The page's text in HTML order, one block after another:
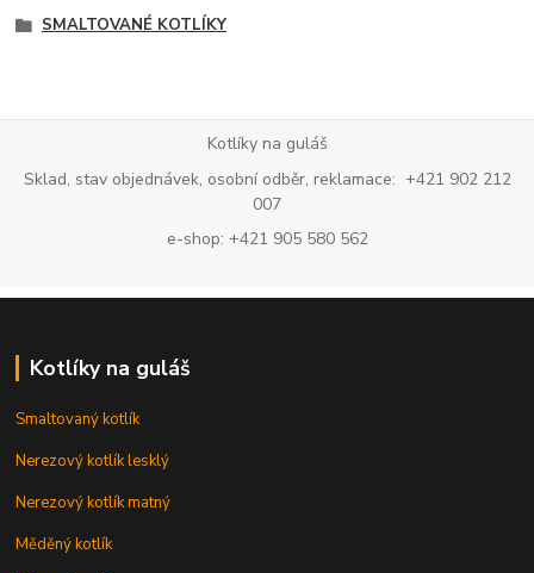
SMALTOVANÉ KOTLÍKY
Kotlíky na guláš
Sklad, stav objednávek, osobní odběr, reklamace: +421 902 212
007
e-shop: +421 905 580 562
Kotlíky na guláš
Smaltovaný kotlík
Nerezový kotlík lesklý
Nerezový kotlík matný
Měděný kotlík